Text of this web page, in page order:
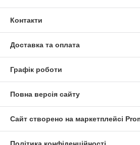
Контакти
Доставка та оплата
Графік роботи
Повна версія сайту
Сайт створено на маркетплейсі